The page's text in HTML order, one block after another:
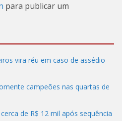
para publicar um
vira réu em caso de assédio
campeões nas quartas de
de R$ 12 mil após sequência